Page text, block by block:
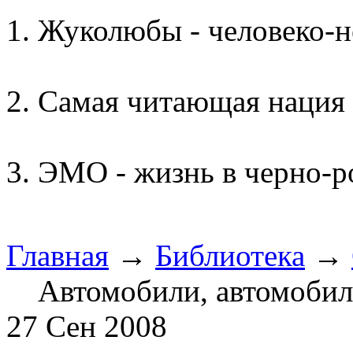
Жуколюбы - человеко-
Самая читающая нация
ЭМО - жизнь в черно-
Главная → Библиотека →
Автомобили,
27 Сен 2008